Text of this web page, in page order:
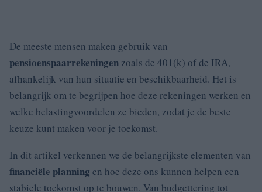
De meeste mensen maken gebruik van
pensioenspaarrekeningen zoals de 401(k) of de IRA,
afhankelijk van hun situatie en beschikbaarheid. Het is
belangrijk om te begrijpen hoe deze rekeningen werken en
welke belastingvoordelen ze bieden, zodat je de beste
keuze kunt maken voor je toekomst.
In dit artikel verkennen we de belangrijkste elementen van
financiële planning en hoe deze ons kunnen helpen een
stabiele toekomst op te bouwen. Van budgettering tot